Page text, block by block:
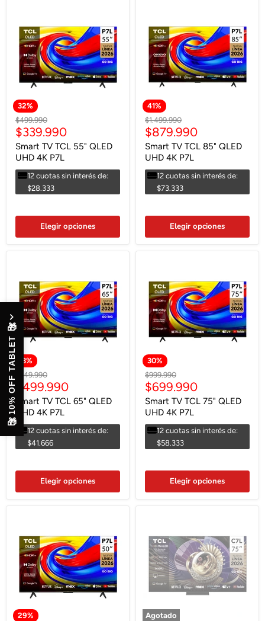
32%
Precio
original
$499.990
Precio
actual
$339.990
Smart TV TCL 55" QLED
UHD 4K P7L
12 cuotas sin interés de:
$28.333
Elegir opciones
41%
Precio
original
$1.499.990
Precio
actual
$879.990
Smart TV TCL 85" QLED
UHD 4K P7L
12 cuotas sin interés de:
$73.333
Elegir opciones
33%
Precio
original
$749.990
Precio
actual
$499.990
Smart TV TCL 65" QLED
UHD 4K P7L
12 cuotas sin interés de:
$41.666
Elegir opciones
30%
Precio
original
$999.990
Precio
actual
$699.990
Smart TV TCL 75" QLED
UHD 4K P7L
12 cuotas sin interés de:
$58.333
Elegir opciones
29%
Agotado
🎁
10% OFF TABLET
🎁